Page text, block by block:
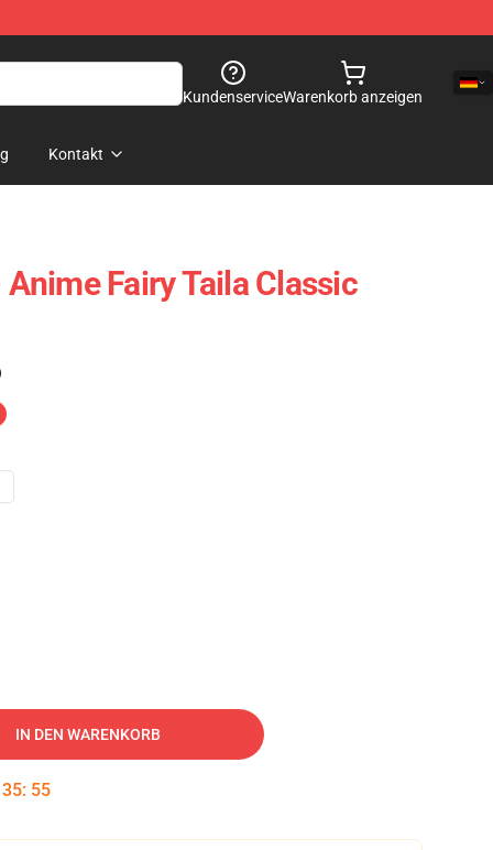
KundenserviceWarenkorb anzeigen
Kontakt
Fairy Taila Classic
IN DEN WARENKORB
35: 54